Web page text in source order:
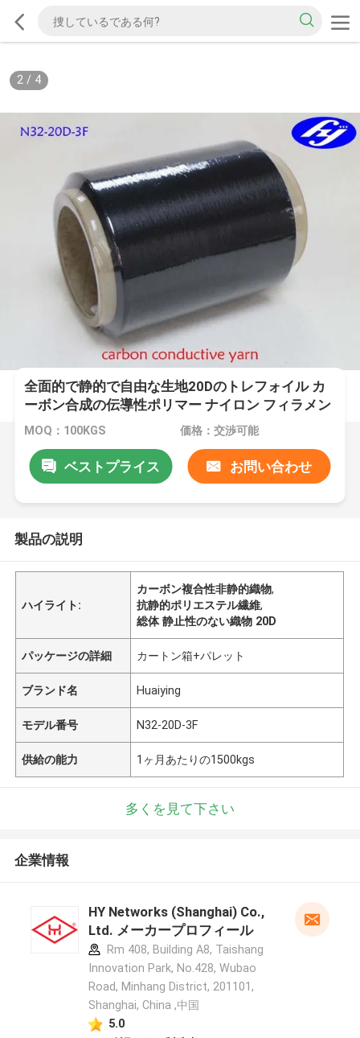
2/ 4
全面的で静的で自由な生地20Dのトレフォイル カ
ーボン合成の伝導性ポリマー ナイロン フィラメン
ト
MOQ：100KGS 価格：交渉可能
ベストプライス お問い合わせ
製品の説明
ハイライト:
カーボン複合性非静的織物,
抗静的ポリエステル繊維,
総体 静止性のない織物 20D
パッケージの詳細 カートン箱+パレット
ブランド名 Huaiying
モデル番号 N32-20D-3F
供給の能力 1ヶ月あたりの1500kgs
多くを見て下さい
企業情報
HY Networks (Shanghai) Co.,
Ltd. メーカープロフィール
Rm 408, Building A8, Taishang
Innovation Park, No.428, Wubao
Road, Minhang District, 201101,
Shanghai, China ,中国
5.0